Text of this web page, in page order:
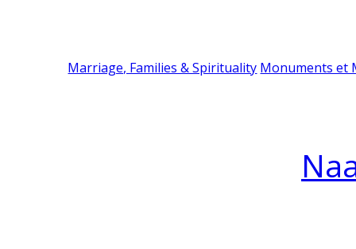
Marriage, Families & Spirituality Monuments et